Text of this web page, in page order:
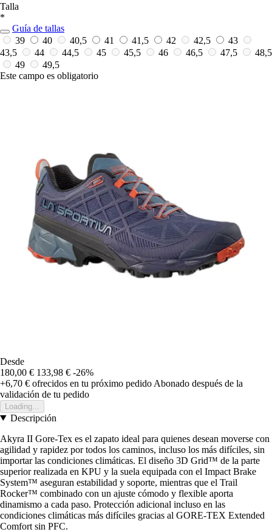
Talla
*
Guía de tallas
39
40 40,5 41 41,5 42 42,5
43
43,5
44 44,5 45 45,5 46 46,5 47,5
48,5
49
49,5
Este campo es obligatorio
Desde
180,00 € 133,98 € -26%
+6,70 € ofrecidos en tu próximo pedido Abonado después de la
validación de tu pedido
Loading...
Descripción
Akyra II Gore-Tex es el zapato ideal para quienes desean moverse con
agilidad y rapidez por todos los caminos, incluso los más difíciles, sin
importar las condiciones climáticas. El diseño 3D Grid™ de la parte
superior realizada en KPU y la suela equipada con el Impact Brake
System™ aseguran estabilidad y soporte, mientras que el Trail
Rocker™ combinado con un ajuste cómodo y flexible aporta
dinamismo a cada paso. Protección adicional incluso en las
condiciones climáticas más difíciles gracias al GORE-TEX Extended
Comfort sin PFC.